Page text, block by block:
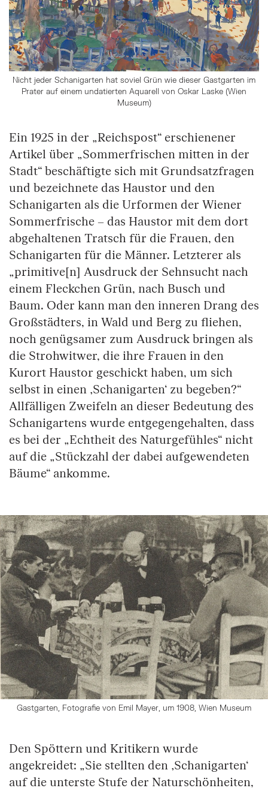
Nicht jeder Schanigarten hat soviel Grün wie dieser Gastgarten im
Prater auf einem undatierten Aquarell von Oskar Laske (Wien
Museum)
Ein 1925 in der „Reichspost“ erschienener
Artikel über „Sommerfrischen mitten in der
Stadt“ beschäftigte sich mit Grundsatzfragen
und bezeichnete das Haustor und den
Schanigarten als die Urformen der Wiener
Sommerfrische – das Haustor mit dem dort
abgehaltenen Tratsch für die Frauen, den
Schanigarten für die Männer. Letzterer als
„primitive[n] Ausdruck der Sehnsucht nach
einem Fleckchen Grün, nach Busch und
Baum. Oder kann man den inneren Drang des
Großstädters, in Wald und Berg zu fliehen,
noch genügsamer zum Ausdruck bringen als
die Strohwitwer, die ihre Frauen in den
Kurort Haustor geschickt haben, um sich
selbst in einen ‚Schanigarten‘ zu begeben?“
Allfälligen Zweifeln an dieser Bedeutung des
Schanigartens wurde entgegengehalten, dass
es bei der „Echtheit des Naturgefühles“ nicht
auf die „Stückzahl der dabei aufgewendeten
Bäume“ ankomme.
Gastgarten, Fotografie von Emil Mayer, um 1908, Wien Museum
Den Spöttern und Kritikern wurde
angekreidet: „Sie stellten den ‚Schanigarten‘
auf die unterste Stufe der Naturschönheiten,